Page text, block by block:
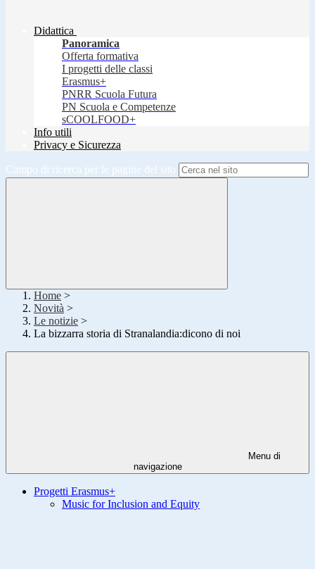
Didattica
Panoramica
Offerta formativa
I progetti delle classi
Erasmus+
PNRR Scuola Futura
PN Scuola e Competenze
sCOOLFOOD+
Info utili
Privacy e Sicurezza
Campo di ricerca per le pagine del sito
Home >
Novità >
Le notizie >
La bizzarra storia di Stranalandia:dicono di noi
Menu di
navigazione
Progetti Erasmus+
Music for Inclusion and Equity